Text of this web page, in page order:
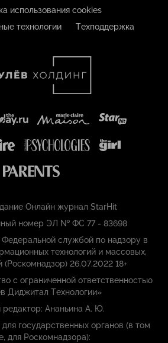
использования cookies
технологии
Техподдержка
Онлайн журнал StarHit
номер ЭЛ № ФС 77 - 83698
Федеральной службой по надзору в
технологий и массовых,
(Роскомнадзор) 26.07.2022 18+
с ограниченной ответственностью
Диджитал Технологии»
редактор: Ананьина А. Ю.
государственных органов (в том
для Роскомнадзора):